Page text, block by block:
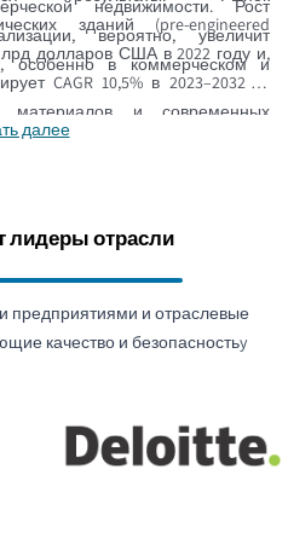
недвижимости. Рост
вероятно, увеличит
особенно в коммерческом и
зданий (pre-engineered
долларов США в 2022 году и,
CAGR 10,5% в 2023–2032 гг.
материалов и современных
стимулирует инновации, ускоряя
и цифровые технологии
процессов,
с преимуществом по
в жилом, коммерческом и
далее
лидеры отрасли
предприятиями и отраслевые
качество и безопасностьy